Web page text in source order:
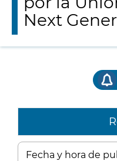
Next
Fecha y hora de